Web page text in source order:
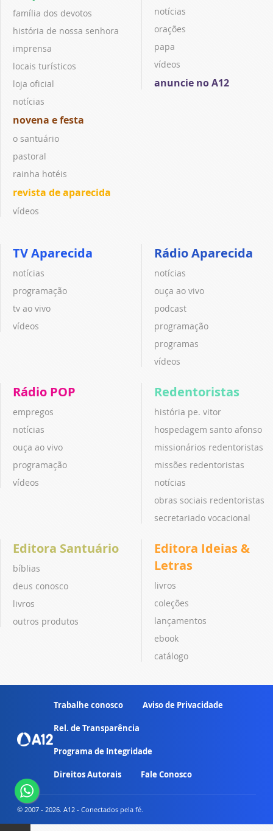
família dos devotos
história de nossa senhora
imprensa
locais turísticos
loja oficial
notícias
novena e festa
o santuário
pastoral
rainha hotéis
revista de aparecida
vídeos
notícias
orações
papa
vídeos
anuncie no A12
TV Aparecida
notícias
programação
tv ao vivo
vídeos
Rádio Aparecida
notícias
ouça ao vivo
podcast
programação
programas
vídeos
Rádio POP
empregos
notícias
ouça ao vivo
programação
vídeos
Redentoristas
história pe. vitor
hospedagem santo afonso
missionários redentoristas
missões redentoristas
notícias
obras sociais redentoristas
secretariado vocacional
Editora Santuário
bíblias
deus conosco
livros
outros produtos
Editora Ideias &
Letras
livros
coleções
lançamentos
ebook
catálogo
Trabalhe conosco Aviso de Privacidade
Rel. de Transparência
Programa de Integridade
Direitos Autorais Fale Conosco
© 2007 - 2026. A12 - Conectados pela fé.